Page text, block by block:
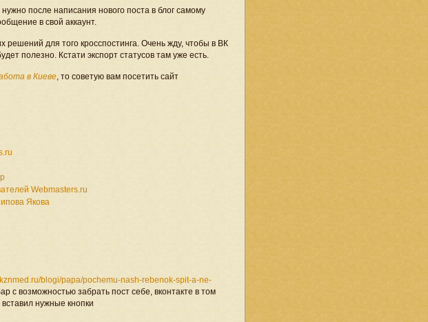
нужно после написания нового поста в блог самому
в свой аккаунт.
для того кросспостинга. Очень жду, чтобы в ВК
полезно. Кстати экспорт статусов там уже есть.
в Киеве, то советую вам посетить сайт
Webmasters.ru
Якова
blogi/papa/pochemu-nash-rebenok-spit-a-ne-
с возможностью забрать пост себе, вконтакте в том
нужные кнопки